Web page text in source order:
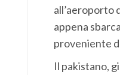
all’aeroporto
appena
proveniente
Il pakistano,